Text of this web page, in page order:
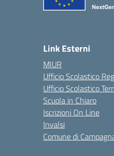
Link Esterni
MIUR
Ufficio Scolastico
Ufficio Scolastico
Scuola in Chiaro
Iscrizioni On Line
Invalsi
Comune di